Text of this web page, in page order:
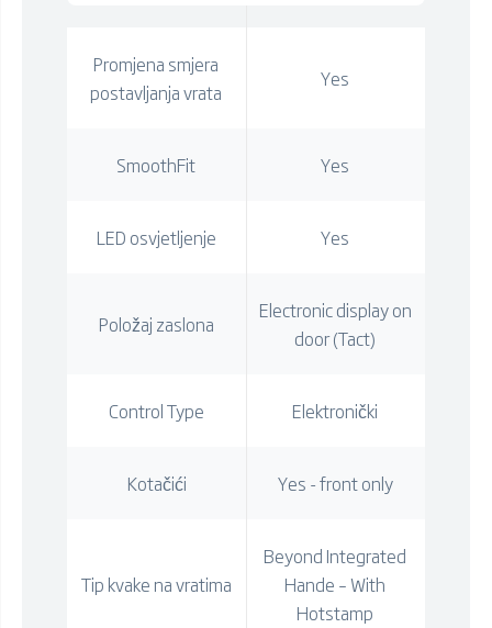
Promjena smjera
postavljanja vrata
Yes
SmoothFit Yes
LED osvjetljenje Yes
Položaj zaslona
Electronic display on
door (Tact)
Control Type Elektronički
Kotačići Yes - front only
Tip kvake na vratima
Beyond Integrated
Hande – With
Hotstamp